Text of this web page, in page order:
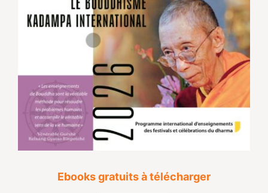
Ebooks gratuits à télécharger